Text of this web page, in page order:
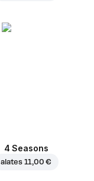
4 Seasons
alates 11,00 €